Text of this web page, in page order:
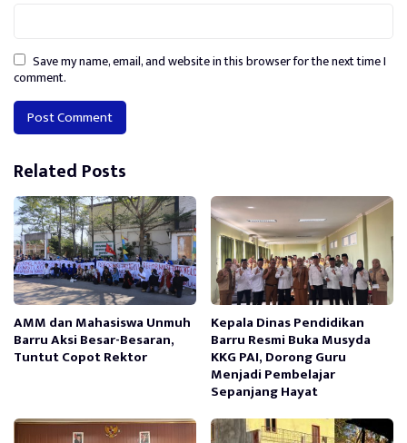
Save my name, email, and website in this browser for the next time I
comment.
Alternative:
Related Posts
AMM dan Mahasiswa Unmuh
Barru Aksi Besar-Besaran,
Tuntut Copot Rektor
Kepala Dinas Pendidikan
Barru Resmi Buka Musyda
KKG PAI, Dorong Guru
Menjadi Pembelajar
Sepanjang Hayat